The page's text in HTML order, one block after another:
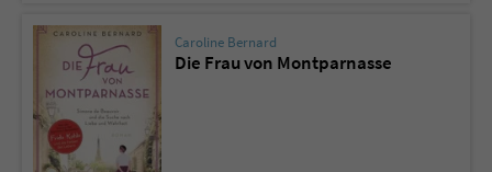
Caroline Bernard
Die Frau von Montparnasse